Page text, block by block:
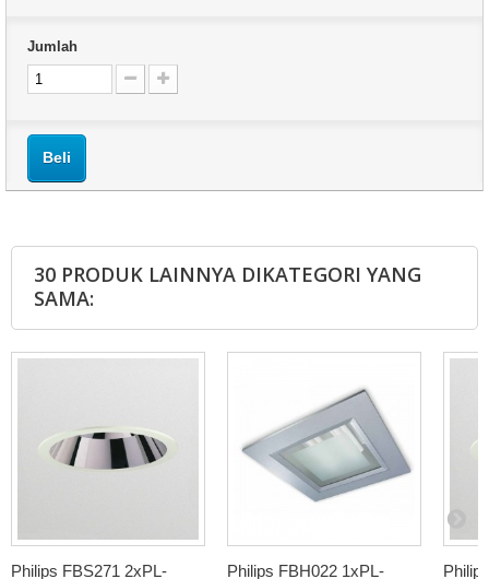
Jumlah
Beli
30 PRODUK LAINNYA DIKATEGORI YANG
SAMA:
Philips FBS271 2xPL- Philips FBH022 1xPL-